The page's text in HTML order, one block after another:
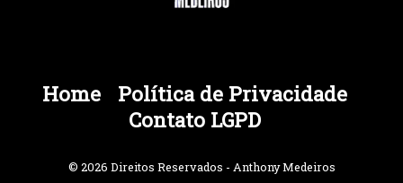
Home
Política de Privacidade
Contato LGPD
© 2026 Direitos Reservados - Anthony Medeiros